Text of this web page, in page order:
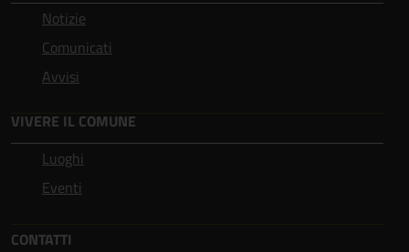
Notizie
Comunicati
Avvisi
VIVERE IL COMUNE
Luoghi
Eventi
CONTATTI